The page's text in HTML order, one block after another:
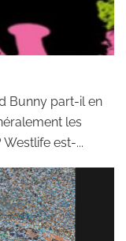
Bunny part-il en
les
est-...